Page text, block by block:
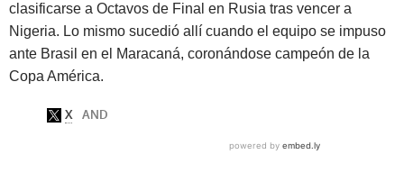
clasificarse a Octavos de Final en Rusia tras vencer a
Nigeria. Lo mismo sucedió allí cuando el equipo se impuso
ante Brasil en el Maracaná, coronándose campeón de la
Copa América.